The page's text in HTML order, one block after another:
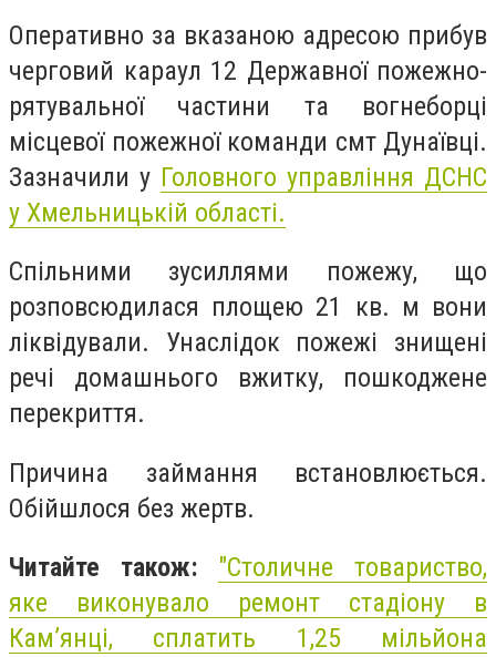
Оперативно за вказаною адресою прибув
черговий караул 12 Державної пожежно-
рятувальної частини та вогнеборці
місцевої пожежної команди смт Дунаївці.
Зазначили у Головного управління ДСНС
у Хмельницькій області.
Спільними зусиллями пожежу, що
розповсюдилася площею 21 кв. м вони
ліквідували. Унаслідок пожежі знищені
речі домашнього вжитку, пошкоджене
перекриття.
Причина займання встановлюється.
Обійшлося без жертв.
Читайте також: "Столичне товариство,
яке виконувало ремонт стадіону в
Кам’янці, сплатить 1,25 мільйона